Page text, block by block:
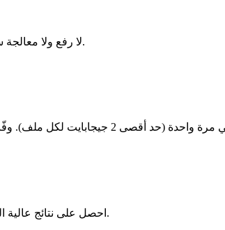
لا رفع ولا معالجة سحابية. كل شيء يبقى على جهازك.
احصل على نتائج عالية الجودة مثل أدوات الفيديو الاحترافية.